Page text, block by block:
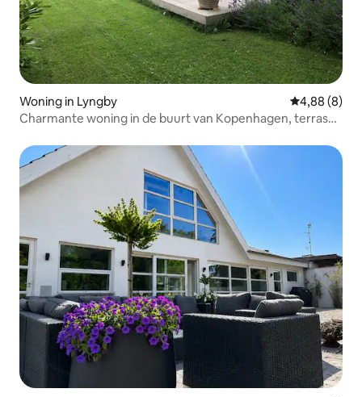
Woning in Lyngby Gemiddelde
4,88 (8)
Charmante woning in de buurt van Kopenhagen, terras